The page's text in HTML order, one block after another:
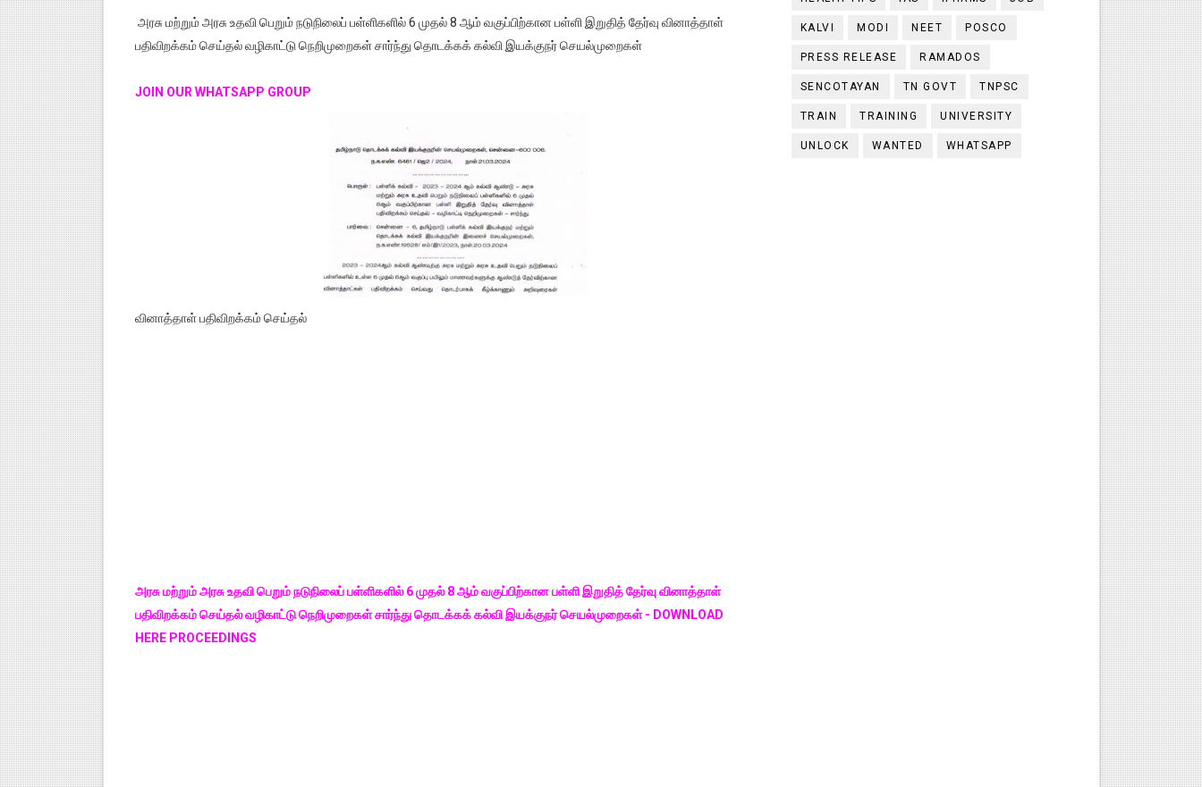
அரசு மற்றும் அரசு உதவி பெறும் நடுநிலைப் பள்ளிகளில் 6 முதல் 8 ஆம் வகுப்பிற்கான பள்ளி இறுதித் தேர்வு வினாத்தாள்
பதிவிறக்கம் செய்தல் வழிகாட்டு நெறிமுறைகள் சார்ந்து தொடக்கக் கல்வி இயக்குநர் செயல்முறைகள்
JOIN OUR WHATSAPP GROUP
வினாத்தாள் பதிவிறக்கம் செய்தல்
அரசு மற்றும் அரசு உதவி பெறும் நடுநிலைப் பள்ளிகளில் 6 முதல் 8 ஆம் வகுப்பிற்கான பள்ளி இறுதித் தேர்வு வினாத்தாள்
பதிவிறக்கம் செய்தல் வழிகாட்டு நெறிமுறைகள் சார்ந்து தொடக்கக் கல்வி இயக்குநர் செயல்முறைகள் - DOWNLOAD
HERE PROCEEDINGS
KALVI MODI NEET POSCO
PRESS RELEASE RAMADOS
SENCOTAYAN TN GOVT TNPSC
TRAIN TRAINING UNIVERSITY
UNLOCK WANTED WHATSAPP